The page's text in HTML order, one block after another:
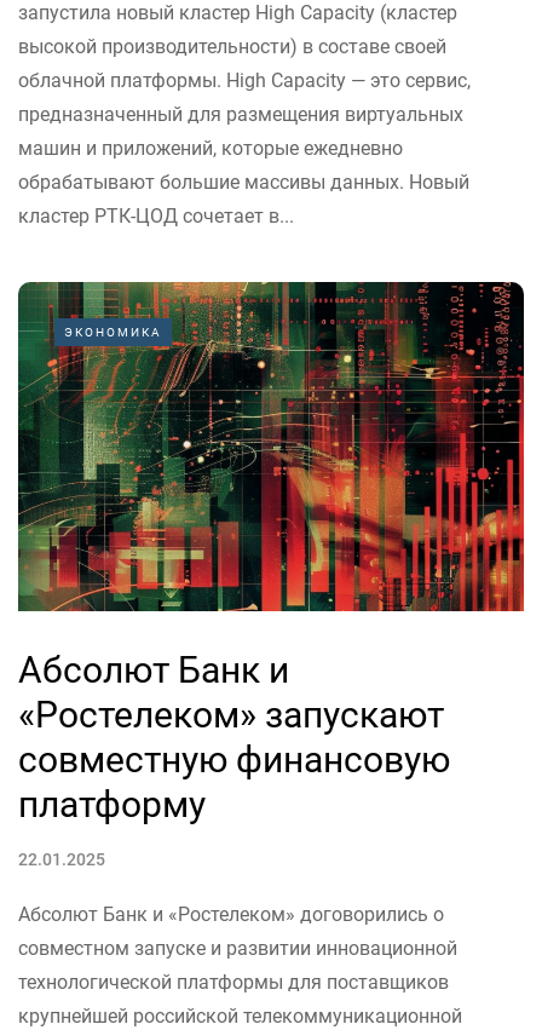
запустила новый кластер High Capacity (кластер
высокой производительности) в составе своей
облачной платформы. High Capacity — это сервис,
предназначенный для размещения виртуальных
машин и приложений, которые ежедневно
обрабатывают большие массивы данных. Новый
кластер РТК-ЦОД сочетает в...
ЭКОНОМИКА
Абсолют Банк и
«Ростелеком» запускают
совместную финансовую
платформу
22.01.2025
Абсолют Банк и «Ростелеком» договорились о
совместном запуске и развитии инновационной
технологической платформы для поставщиков
крупнейшей российской телекоммуникационной